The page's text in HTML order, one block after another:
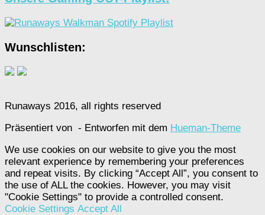
Wunschlisten:
Runaways 2016, all rights reserved
Präsentiert von - Entworfen mit dem Hueman-Theme
We use cookies on our website to give you the most
relevant experience by remembering your preferences
and repeat visits. By clicking “Accept All”, you consent to
the use of ALL the cookies. However, you may visit
"Cookie Settings" to provide a controlled consent.
Cookie Settings Accept All